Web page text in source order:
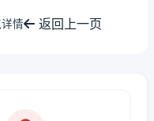
情 返回上一页